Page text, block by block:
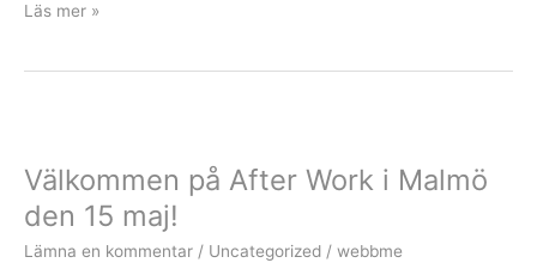
Läs mer »
Välkommen på After Work i Malmö
den 15 maj!
Lämna en kommentar / Uncategorized / webbme
After
Work
Malmö